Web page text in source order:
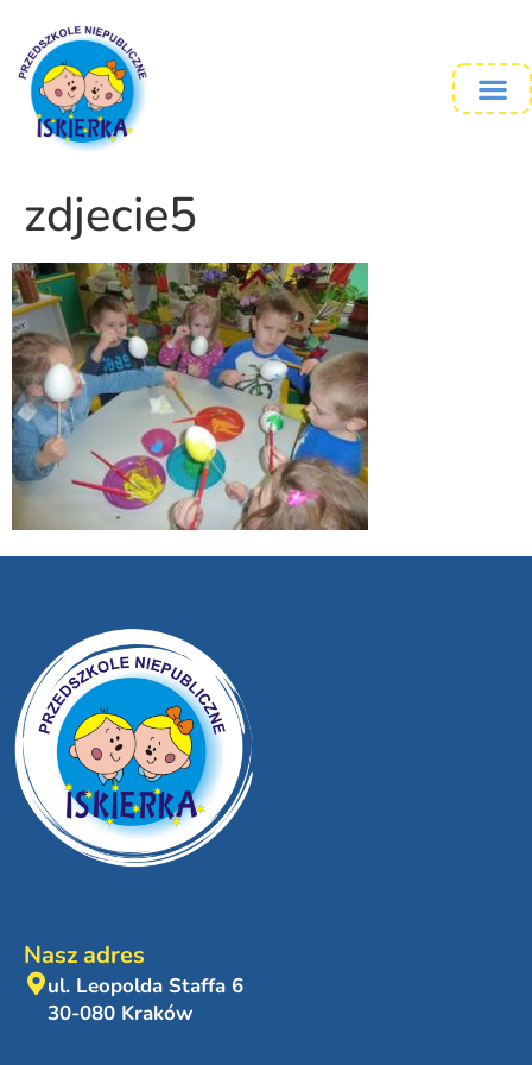
zdjecie5
Nasz adres
ul. Leopolda Staffa 6
30-080 Kraków